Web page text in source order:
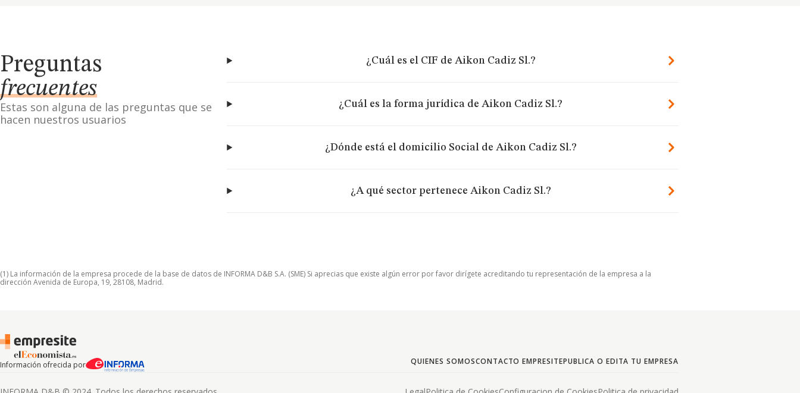
Preguntas
frecuentes
Estas son alguna de las preguntas que se
hacen nuestros usuarios
¿Cuál es el CIF de Aikon Cadiz Sl.?
¿Cuál es la forma jurídica de Aikon Cadiz Sl.?
¿Dónde está el domicilio Social de Aikon Cadiz Sl.?
¿A qué sector pertenece Aikon Cadiz Sl.?
(1) La información de la empresa procede de la base de datos de INFORMA D&B S.A. (SME) Si aprecias que existe algún error por favor dirígete acreditando tu representación de la empresa a la
dirección Avenida de Europa, 19, 28108, Madrid.
Información ofrecida por QUIENES SOMOSCONTACTO EMPRESITEPUBLICA O EDITA TU EMPRESA